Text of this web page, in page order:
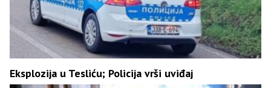
Eksplozija u Tesliću; Policija vrši uviđaj